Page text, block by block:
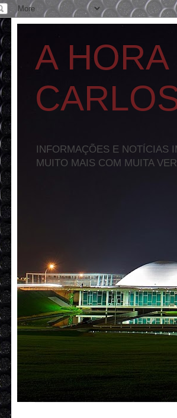
A
INFORMAÇÕES E NOTÍCIAS
MUITO MAIS COM MUITA